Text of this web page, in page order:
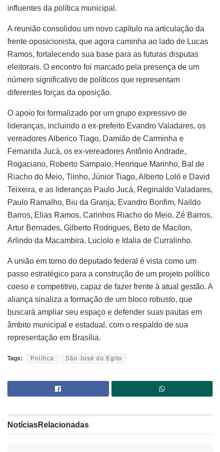
influentes da política municipal.
A reunião consolidou um novo capítulo na articulação da
frente oposicionista, que agora caminha ao lado de Lucas
Ramos, fortalecendo sua base para as futuras disputas
eleitorais. O encontro foi marcado pela presença de um
número significativo de políticos que representam
diferentes forças da oposição.
O apoio foi formalizado por um grupo expressivo de
lideranças, incluindo o ex-prefeito Evandro Valadares, os
vereadores Alberico Tiago, Damião de Carminha e
Fernanda Jucá, os ex-vereadores Antônio Andrade,
Rogaciano, Roberto Sampaio, Henrique Marinho, Bal de
Riacho do Meio, Tiinho, Júnior Tiago, Alberto Loló e David
Teixeira, e as lideranças Paulo Jucá, Reginaldo Valadares,
Paulo Ramalho, Biu da Granja, Evandro Bonfim, Naildo
Barros, Elias Ramos, Carinhos Riacho do Meio, Zé Barros,
Artur Bernades, Gilberto Rodrigues, Beto de Macilon,
Arlindo da Macambira, Luciolo e Idalia de Curralinho.
A união em torno do deputado federal é vista como um
passo estratégico para a construção de um projeto político
coeso e competitivo, capaz de fazer frente à atual gestão. A
aliança sinaliza a formação de um bloco robusto, que
buscará ampliar seu espaço e defender suas pautas em
âmbito municipal e estadual, com o respaldo de sua
representação em Brasília.
Tags: Política São José do Egito
NotíciasRelacionadas